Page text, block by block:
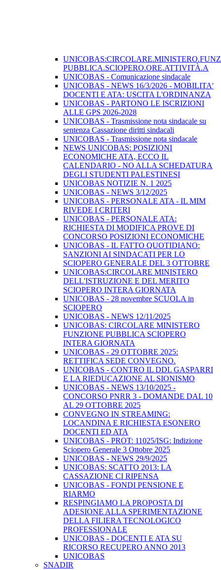
PUBBLICA.SCIOPERO.ORE.ATTIVITÀ.A
UNICOBAS - Comunicazione sindacale
UNICOBAS - NEWS 16/3/2026 - MOBILITA'
DOCENTI E ATA: USCITA L'ORDINANZA
UNICOBAS - PARTONO LE ISCRIZIONI
ALLE GPS 2026-2028
UNICOBAS - Trasmissione nota sindacale su
sentenza Cassazione diritti sindacali
UNICOBAS - Trasmissione nota sindacale
NEWS UNICOBAS: POSIZIONI
ECONOMICHE ATA, ECCO IL
CALENDARIO - NO ALLA SCHEDATURA
DEGLI STUDENTI PALESTINESI
UNICOBAS NOTIZIE N. 1 2025
UNICOBAS - NEWS 3/12/2025
UNICOBAS - PERSONALE ATA - IL MIM
RIVEDE I CRITERI
UNICOBAS - PERSONALE ATA:
RICHIESTA DI MODIFICA PROVE DI
CONCORSO POSIZIONI ECONOMICHE
UNICOBAS - IL FATTO QUOTIDIANO:
SANZIONI AI SINDACATI PER LO
SCIOPERO GENERALE DEL 3 OTTOBRE
UNICOBAS:CIRCOLARE MINISTERO
DELL'ISTRUZIONE E DEL MERITO
SCIOPERO INTERA GIORNATA
UNICOBAS - 28 novembre SCUOLA in
SCIOPERO
UNICOBAS - NEWS 12/11/2025
UNICOBAS: CIRCOLARE MINISTERO
FUNZIONE PUBBLICA SCIOPERO
INTERA GIORNATA
UNICOBAS - 29 OTTOBRE 2025:
RETTIFICA SEDE CONVEGNO.
UNICOBAS - CONTRO IL DDL GASPARRI
E LA RIEDUCAZIONE AL SIONISMO
UNICOBAS - NEWS 13/10/2025 -
CONCORSO PNRR 3 - DOMANDE DAL 10
AL 29 OTTOBRE 2025
CONVEGNO IN STREAMING:
LOCANDINA E RICHIESTA ESONERO
DOCENTI ED ATA
UNICOBAS - PROT: 11025/ISG: Indizione
Sciopero Generale 3 Ottobre 2025
UNICOBAS - NEWS 29/9/2025
UNICOBAS: SCATTO 2013: LA
CASSAZIONE CI RIPENSA
UNICOBAS - FONDI PENSIONE E
RIARMO
RESPINGIAMO LA PROPOSTA DI
ADESIONE ALLA SPERIMENTAZIONE
DELLA FILIERA TECNOLOGICO
PROFESSIONALE
UNICOBAS - DOCENTI E ATA SU
RICORSO RECUPERO ANNO 2013
UNICOBAS
SNADIR